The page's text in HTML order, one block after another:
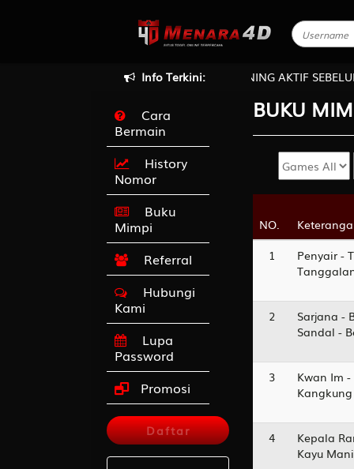
Info Terkini:
DI MENARA4D, SELALU CHECK REKENING AKTIF
Cara
Bermain
History
Nomor
Buku
Mimpi
Referral
Hubungi
Kami
Lupa
Password
Promosi
Daftar
BUKU
NO.
NO.
1
Penyair -
2
Sarjana -
Sandal -
3
Kwan Im
4
Kepala
Kayu